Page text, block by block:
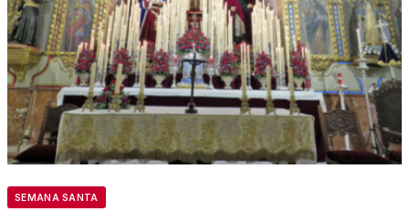
SEMANA SANTA